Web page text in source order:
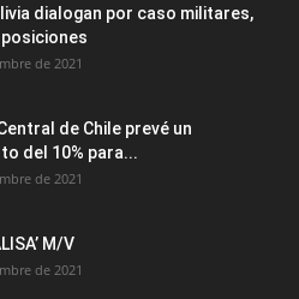
dialogan por caso militares,
de 2021
de Chile prevé un
del 10% para...
de 2021
M/V
de 2021